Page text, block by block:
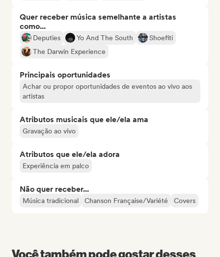
Quer receber música semelhante a artistas
como...
Deputies Yo And The South
Shoefiti
The Darwin Experience
Principais oportunidades
Achar ou propor oportunidades de eventos ao vivo aos
artistas
Atributos musicais que ele/ela ama
Gravação ao vivo
Atributos que ele/ela adora
Experiência em palco
Não quer receber...
Música tradicional Chanson Française/Variété Covers
Você também pode gostar desses